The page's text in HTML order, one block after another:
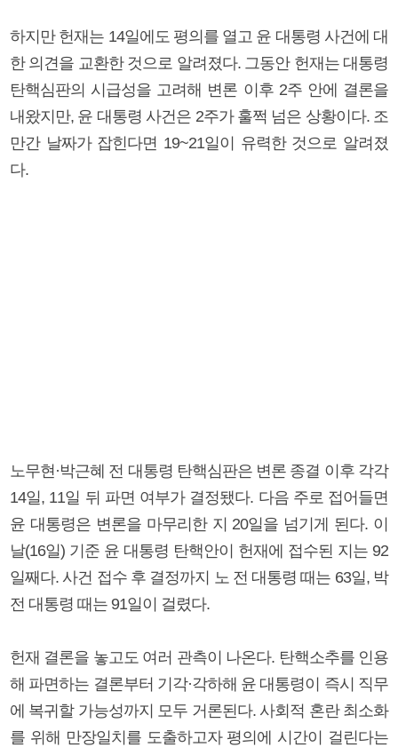
하지만 헌재는 14일에도 평의를 열고 윤 대통령 사건에 대
한 의견을 교환한 것으로 알려졌다. 그동안 헌재는 대통령
탄핵심판의 시급성을 고려해 변론 이후 2주 안에 결론을
내왔지만, 윤 대통령 사건은 2주가 훌쩍 넘은 상황이다. 조
만간 날짜가 잡힌다면 19~21일이 유력한 것으로 알려졌
다.
노무현·박근혜 전 대통령 탄핵심판은 변론 종결 이후 각각
14일, 11일 뒤 파면 여부가 결정됐다. 다음 주로 접어들면
윤 대통령은 변론을 마무리한 지 20일을 넘기게 된다. 이
날(16일) 기준 윤 대통령 탄핵안이 헌재에 접수된 지는 92
일째다. 사건 접수 후 결정까지 노 전 대통령 때는 63일, 박
전 대통령 때는 91일이 걸렸다.
헌재 결론을 놓고도 여러 관측이 나온다. 탄핵소추를 인용
해 파면하는 결론부터 기각·각하해 윤 대통령이 즉시 직무
에 복귀할 가능성까지 모두 거론된다. 사회적 혼란 최소화
를 위해 만장일치를 도출하고자 평의에 시간이 걸린다는